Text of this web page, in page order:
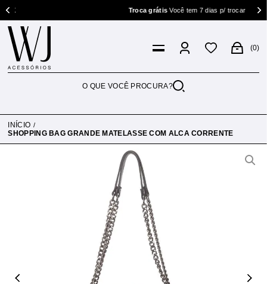
Troca grátisVocê tem 7 dias p/ trocar
0
INÍCIO
SHOPPING BAG GRANDE MATELASSE COM ALCA CORRENTE